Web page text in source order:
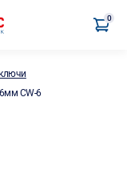
0
CW-6